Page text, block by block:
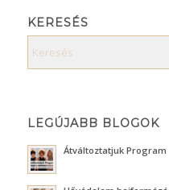
KERESÉS
LEGÚJABB BLOGOK
Átváltoztatjuk Program